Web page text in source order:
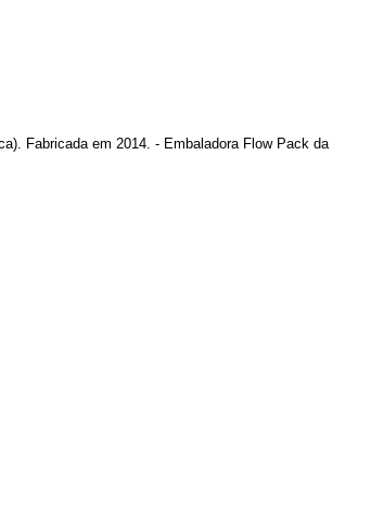
Fabricada em 2014. - Embaladora Flow Pack da